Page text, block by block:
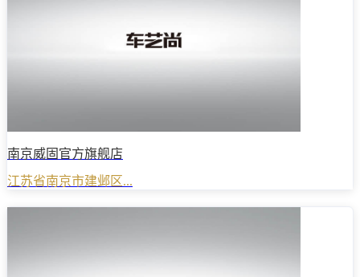
南京威固官方旗舰店
江苏省南京市建邺区...